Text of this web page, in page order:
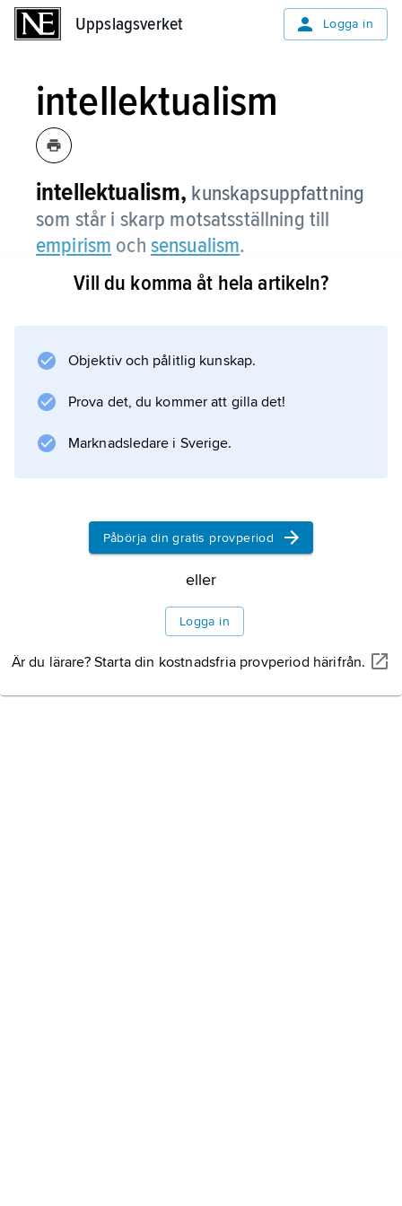
Uppslagsverket Logga in
intellektualism
intellektualism, kunskapsuppfattning
som står i skarp motsatsställning till
empirism och sensualism.
Enligt intellektualismen är allt i grunden
uppfattningen att psykiska förlopp bestäms av
motsatsen till
antiintellektualism
och betyder i så fall en kraftig tilltro till det
Vill du komma åt hela artikeln?
Objektiv och pålitlig kunskap.
Prova det, du kommer att gilla det!
Marknadsledare i Sverige.
Påbörja din gratis provperiod
eller
Logga in
Är du lärare? Starta din kostnadsfria provperiod härifrån.